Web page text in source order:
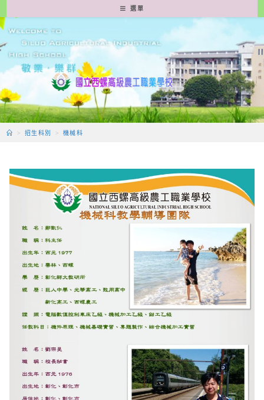
轉
至
要
容
選單
> 招生科別 > 機械科